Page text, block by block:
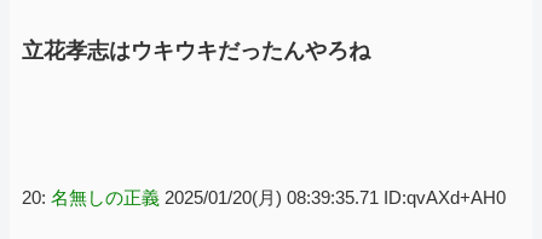
立花孝志はウキウキだったんやろね
20: 名無しの正義 2025/01/20(月) 08:39:35.71 ID:qvAXd+AH0